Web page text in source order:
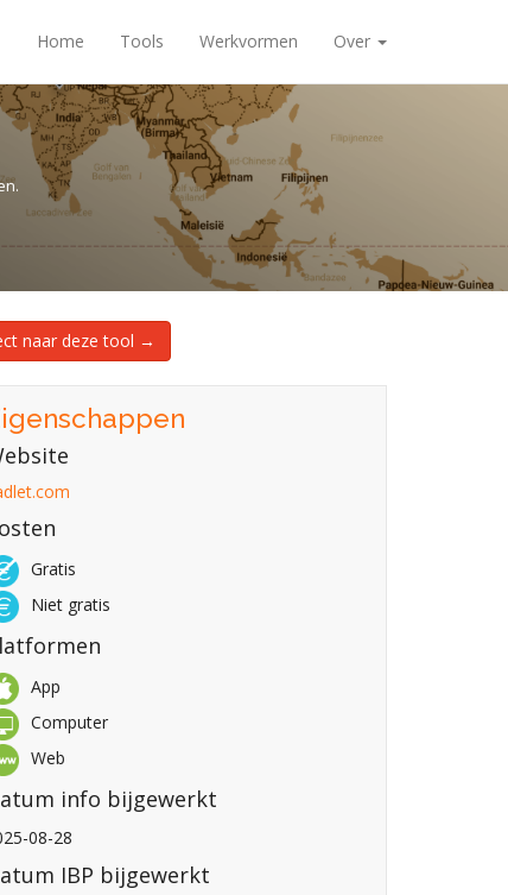
Home Tools Werkvormen Over
naar deze tool →
Gratis
Niet gratis
App
Computer
Web
info bijgewerkt
08-28
IBP bijgewerkt